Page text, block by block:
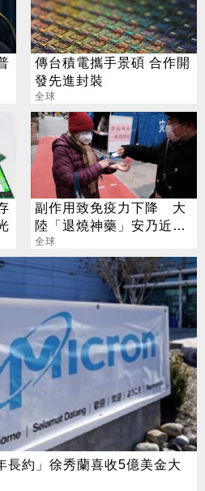
傳台積電攜手景碩 合作開
發先進封裝
全球
副作用致免疫力下降 大
陸「退燒神藥」安乃近全
面停售
全球
長約」徐秀蘭喜收5億美金大